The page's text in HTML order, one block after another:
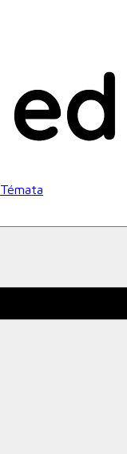
Témata